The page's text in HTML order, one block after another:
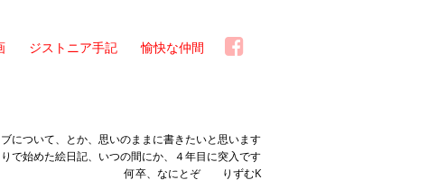
ジストニア手記 愉快な仲間
について、とか、思いのままに書きたいと思います
で始めた絵日記、いつの間にか、４年目に突入です
何卒、なにとぞ りずむK